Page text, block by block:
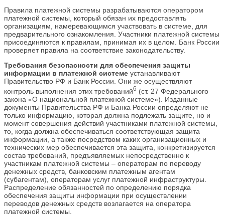
Правила платежной системы разрабатываются оператором
платежной системы, который обязан их предоставлять
организациям, намеревающимся участвовать в системе, для
предварительного ознакомления. Участники платежной системы
присоединяются к правилам, принимая их в целом. Банк России
проверяет правила на соответствие законодательству.
Требования безопасности для обеспечения защиты
информации в платежной системе устанавливают
Правительство РФ и Банк России. Они же осуществляют
контроль выполнения этих требований6 (ст. 27 Федерального
закона «О национальной платежной системе»). Изданные
документы Правительства РФ и Банка России определяют не
только информацию, которая должна подлежать защите, но и
момент совершения действий участниками платежной системы,
то, когда должна обеспечиваться соответствующая защита
информации, а также посредством каких организационных и
технических мер обеспечивается эта защита, конкретизируется
состав требований, предъявляемых непосредственно к
участникам платежной системы – операторам по переводу
денежных средств, банковским платежным агентам
(субагентам), операторам услуг платежной инфраструктуры.
Распределение обязанностей по определению порядка
обеспечения защиты информации при осуществлении
переводов денежных средств возлагается на оператора
платежной системы.